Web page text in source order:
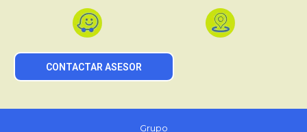
CONTACTAR ASESOR
Grupo